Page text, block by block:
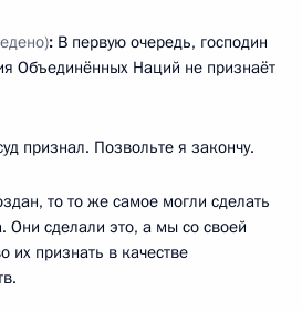
: В первую очередь, господин
Объединённых Наций не признаёт
признал. Позвольте я закончу.
то то же самое могли сделать
Они сделали это, а мы со своей
их признать в качестве